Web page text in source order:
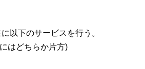
以下のサービスを行う。
はどちらか片方)